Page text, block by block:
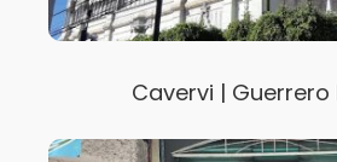
Cavervi | Guerrero